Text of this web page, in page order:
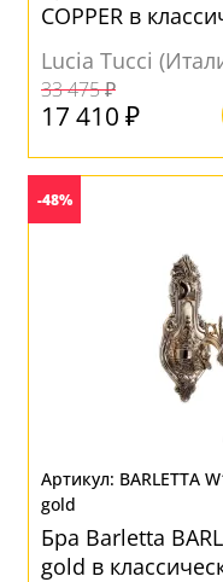
COPPER в
Lucia Tucci
33 475 ₽
17 410 ₽
-48%
BARLETTA
gold
Бра Barletta
gold в